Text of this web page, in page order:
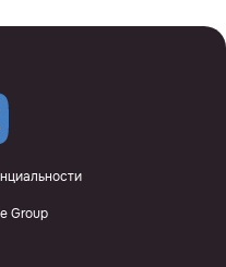
Group